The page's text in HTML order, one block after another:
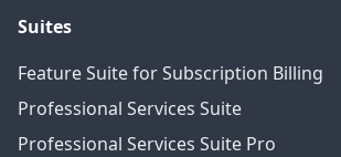
Suites
Feature Suite for Subscription Billing
Professional Services Suite
Professional Services Suite Pro